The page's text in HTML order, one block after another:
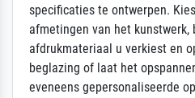
specificaties te ontwerpen.
afmetingen van het kunstwerk,
afdrukmateriaal u verkiest en
beglazing of laat het
eveneens gepersonaliseerde